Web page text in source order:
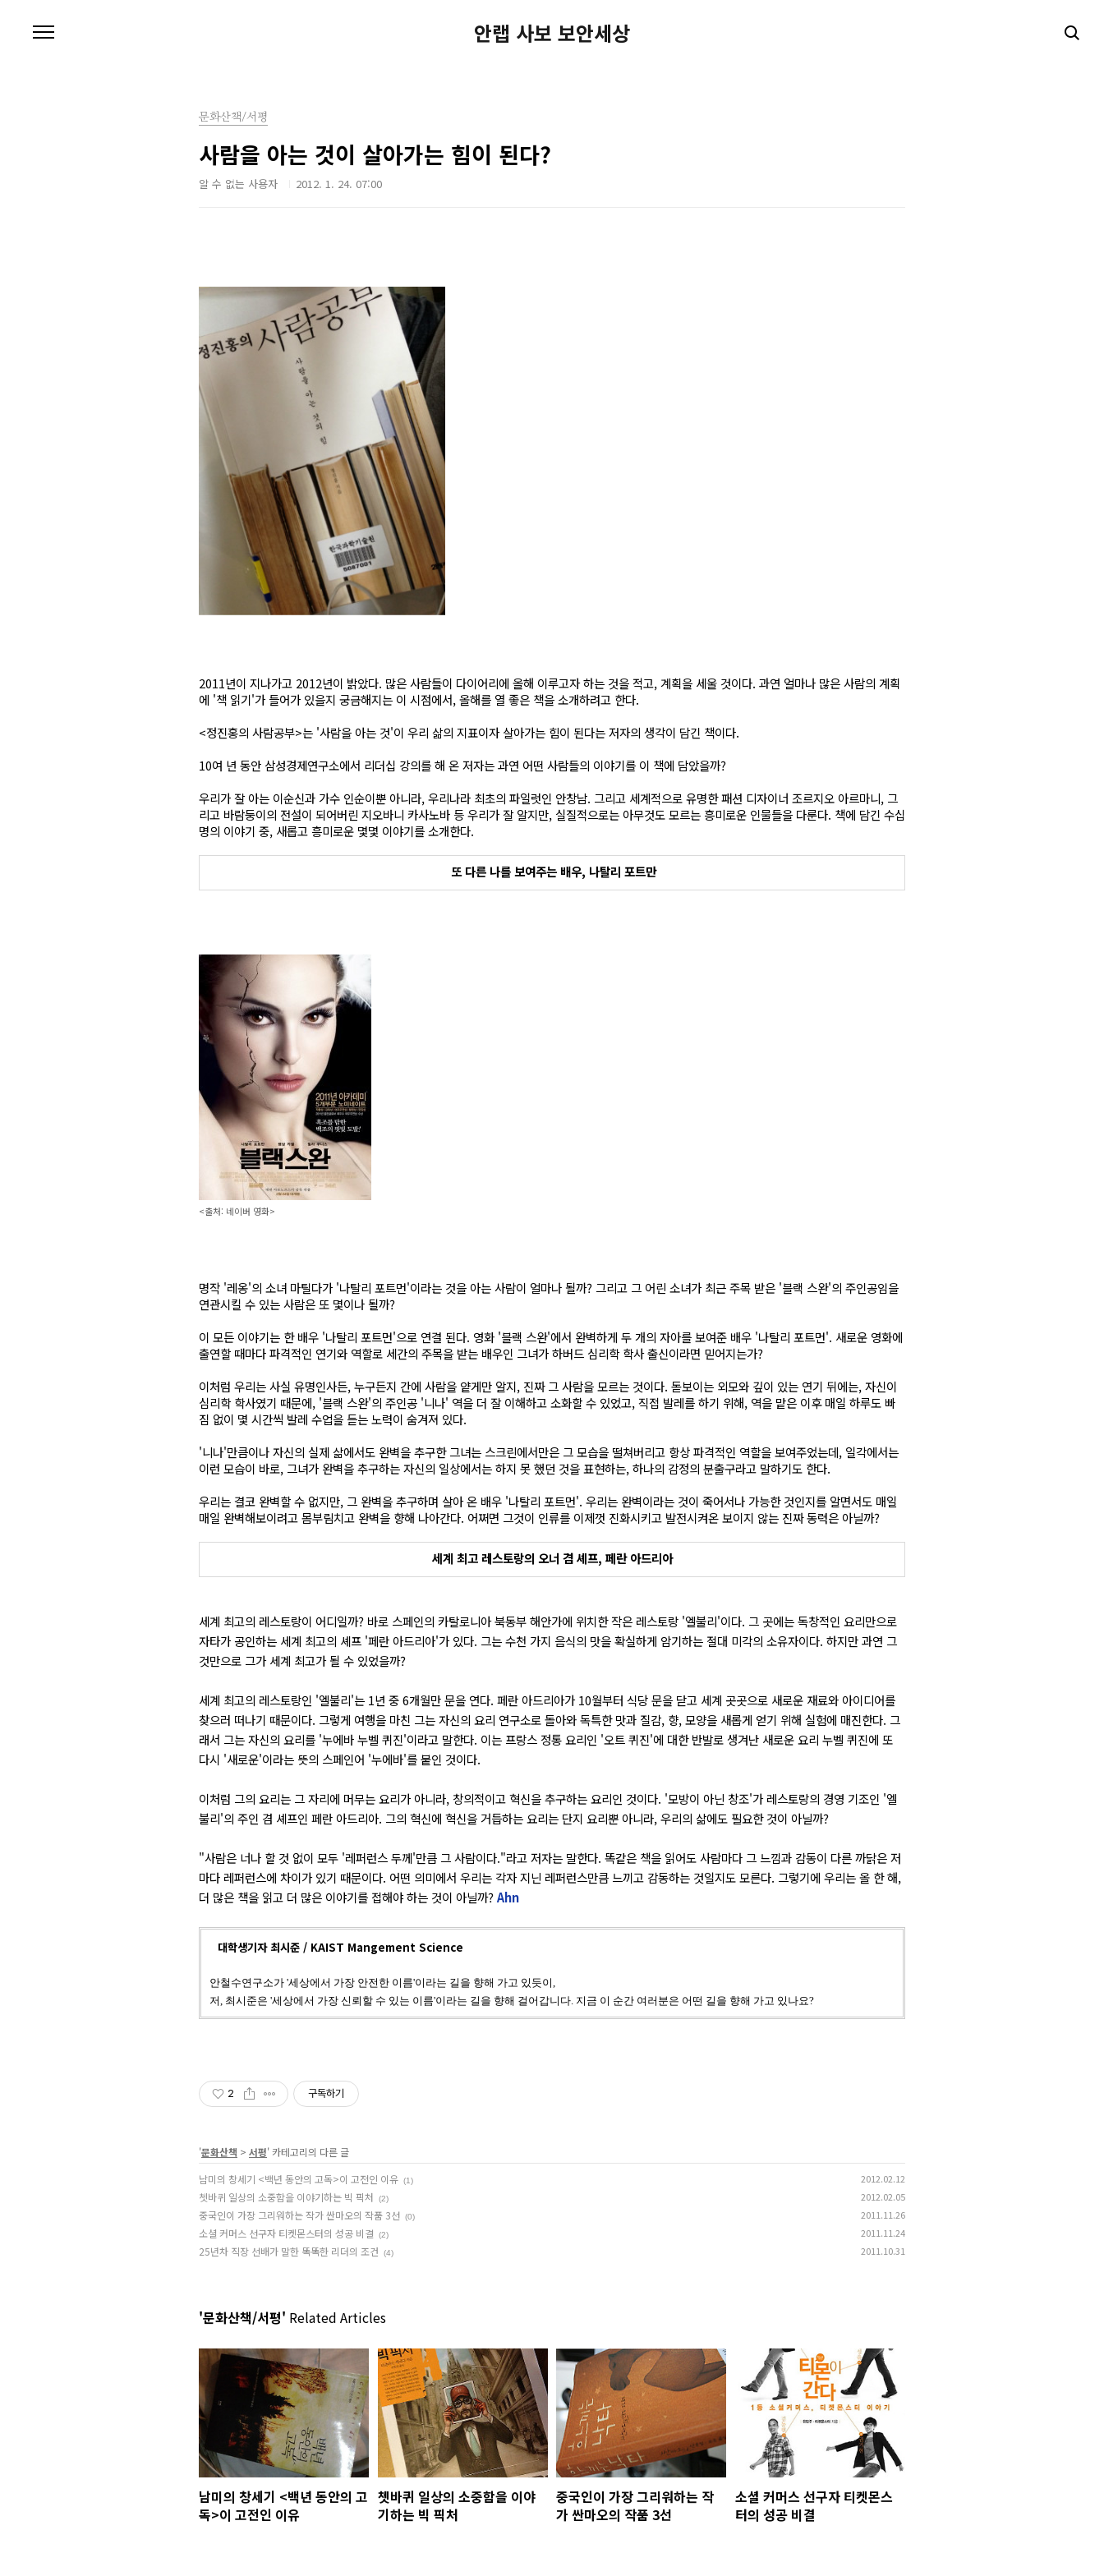
안랩 사보 보안세상
문화산책/서평
사람을 아는 것이 살아가는 힘이 된다?
알 수 없는 사용자 2012. 1. 24. 07:00
2011년이 지나가고 2012년이 밝았다. 많은 사람들이 다이어리에 올해 이루고자 하는 것을 적고, 계획을 세울 것이다. 과연 얼마나 많은 사람의 계획
에 '책 읽기'가 들어가 있을지 궁금해지는 이 시점에서, 올해를 열 좋은 책을 소개하려고 한다.
<정진홍의 사람공부>는 '사람을 아는 것'이 우리 삶의 지표이자 살아가는 힘이 된다는 저자의 생각이 담긴 책이다.
10여 년 동안 삼성경제연구소에서 리더십 강의를 해 온 저자는 과연 어떤 사람들의 이야기를 이 책에 담았을까?
우리가 잘 아는 이순신과 가수 인순이뿐 아니라, 우리나라 최초의 파일럿인 안창남. 그리고 세계적으로 유명한 패션 디자이너 조르지오 아르마니, 그
리고 바람둥이의 전설이 되어버린 지오바니 카사노바 등 우리가 잘 알지만, 실질적으로는 아무것도 모르는 흥미로운 인물들을 다룬다. 책에 담긴 수십
명의 이야기 중, 새롭고 흥미로운 몇몇 이야기를 소개한다.
또 다른 나를 보여주는 배우, 나탈리 포트만
<출처: 네이버 영화>
명작 '레옹'의 소녀 마틸다가 '나탈리 포트먼'이라는 것을 아는 사람이 얼마나 될까? 그리고 그 어린 소녀가 최근 주목 받은 '블랙 스완'의 주인공임을
연관시킬 수 있는 사람은 또 몇이나 될까?
이 모든 이야기는 한 배우 '나탈리 포트먼'으로 연결 된다. 영화 '블랙 스완'에서 완벽하게 두 개의 자아를 보여준 배우 '나탈리 포트먼'. 새로운 영화에
출연할 때마다 파격적인 연기와 역할로 세간의 주목을 받는 배우인 그녀가 하버드 심리학 학사 출신이라면 믿어지는가?
이처럼 우리는 사실 유명인사든, 누구든지 간에 사람을 얕게만 알지, 진짜 그 사람을 모르는 것이다. 돋보이는 외모와 깊이 있는 연기 뒤에는, 자신이
심리학 학사였기 때문에, '블랙 스완'의 주인공 '니나' 역을 더 잘 이해하고 소화할 수 있었고, 직접 발레를 하기 위해, 역을 맡은 이후 매일 하루도 빠
짐 없이 몇 시간씩 발레 수업을 듣는 노력이 숨겨져 있다.
'니나'만큼이나 자신의 실제 삶에서도 완벽을 추구한 그녀는 스크린에서만은 그 모습을 떨쳐버리고 항상 파격적인 역할을 보여주었는데, 일각에서는
이런 모습이 바로, 그녀가 완벽을 추구하는 자신의 일상에서는 하지 못 했던 것을 표현하는, 하나의 감정의 분출구라고 말하기도 한다.
우리는 결코 완벽할 수 없지만, 그 완벽을 추구하며 살아 온 배우 '나탈리 포트먼'. 우리는 완벽이라는 것이 죽어서나 가능한 것인지를 알면서도 매일
매일 완벽해보이려고 몸부림치고 완벽을 향해 나아간다. 어쩌면 그것이 인류를 이제껏 진화시키고 발전시켜온 보이지 않는 진짜 동력은 아닐까?
세계 최고 레스토랑의 오너 겸 셰프, 페란 아드리아
세계 최고의 레스토랑이 어디일까? 바로 스페인의 카탈로니아 북동부 해안가에 위치한 작은 레스토랑 '엘불리'이다. 그 곳에는 독창적인 요리만으로
자타가 공인하는 세계 최고의 셰프 '페란 아드리아'가 있다. 그는 수천 가지 음식의 맛을 확실하게 암기하는 절대 미각의 소유자이다. 하지만 과연 그
것만으로 그가 세계 최고가 될 수 있었을까?
세계 최고의 레스토랑인 '엘불리'는 1년 중 6개월만 문을 연다. 페란 아드리아가 10월부터 식당 문을 닫고 세계 곳곳으로 새로운 재료와 아이디어를
찾으러 떠나기 때문이다. 그렇게 여행을 마친 그는 자신의 요리 연구소로 돌아와 독특한 맛과 질감, 향, 모양을 새롭게 얻기 위해 실험에 매진한다. 그
래서 그는 자신의 요리를 '누에바 누벨 퀴진'이라고 말한다. 이는 프랑스 정통 요리인 '오트 퀴진'에 대한 반발로 생겨난 새로운 요리 누벨 퀴진에 또
다시 '새로운'이라는 뜻의 스페인어 '누에바'를 붙인 것이다.
이처럼 그의 요리는 그 자리에 머무는 요리가 아니라, 창의적이고 혁신을 추구하는 요리인 것이다. '모방이 아닌 창조'가 레스토랑의 경영 기조인 '엘
불리'의 주인 겸 셰프인 페란 아드리아. 그의 혁신에 혁신을 거듭하는 요리는 단지 요리뿐 아니라, 우리의 삶에도 필요한 것이 아닐까?
"사람은 너나 할 것 없이 모두 '레퍼런스 두께'만큼 그 사람이다."라고 저자는 말한다. 똑같은 책을 읽어도 사람마다 그 느낌과 감동이 다른 까닭은 저
마다 레퍼런스에 차이가 있기 때문이다. 어떤 의미에서 우리는 각자 지닌 레퍼런스만큼 느끼고 감동하는 것일지도 모른다. 그렇기에 우리는 올 한 해,
더 많은 책을 읽고 더 많은 이야기를 접해야 하는 것이 아닐까?Ahn
대학생기자 최시준 / KAIST Mangement Science
안철수연구소가 '세상에서 가장 안전한 이름'이라는 길을 향해 가고 있듯이,
저, 최시준은 '세상에서 가장 신뢰할 수 있는 이름'이라는 길을 향해 걸어갑니다. 지금 이 순간 여러분은 어떤 길을 향해 가고 있나요?
2 구독하기
'문화산책 > 서평' 카테고리의 다른 글
남미의 창세기 <백년 동안의 고독>이 고전인 이유 (1) 2012.02.12
쳇바퀴 일상의 소중함을 이야기하는 빅 픽처 (2) 2012.02.05
중국인이 가장 그리워하는 작가 싼마오의 작품 3선 (0) 2011.11.26
소셜 커머스 선구자 티켓몬스터의 성공 비결 (2) 2011.11.24
25년차 직장 선배가 말한 똑똑한 리더의 조건 (4) 2011.10.31
'문화산책/서평' Related Articles
남미의 창세기 <백년 동안의 고
독>이 고전인 이유
쳇바퀴 일상의 소중함을 이야
기하는 빅 픽처
중국인이 가장 그리워하는 작
가 싼마오의 작품 3선
소셜 커머스 선구자 티켓몬스
터의 성공 비결